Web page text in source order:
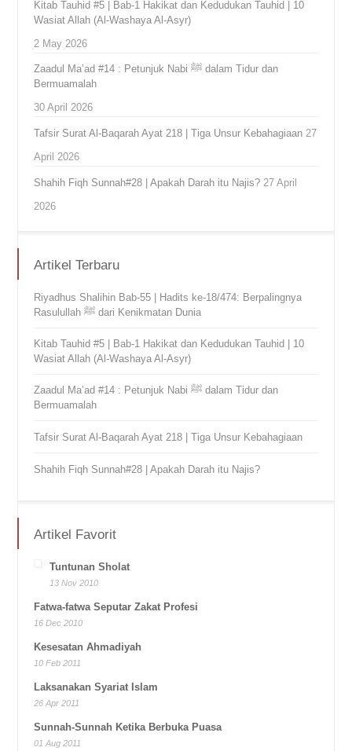
Kitab Tauhid #5 | Bab-1 Hakikat dan Kedudukan Tauhid | 10
Wasiat Allah (Al-Washaya Al-Asyr)
2 May 2026
Zaadul Ma’ad #14 : Petunjuk Nabi ﷺ dalam Tidur dan
Bermuamalah
30 April 2026
Tafsir Surat Al-Baqarah Ayat 218 | Tiga Unsur Kebahagiaan 27
April 2026
Shahih Fiqh Sunnah#28 | Apakah Darah itu Najis? 27 April
2026
Artikel Terbaru
Riyadhus Shalihin Bab-55 | Hadits ke-18/474: Berpalingnya
Rasulullah ﷺ dari Kenikmatan Dunia
Kitab Tauhid #5 | Bab-1 Hakikat dan Kedudukan Tauhid | 10
Wasiat Allah (Al-Washaya Al-Asyr)
Zaadul Ma’ad #14 : Petunjuk Nabi ﷺ dalam Tidur dan
Bermuamalah
Tafsir Surat Al-Baqarah Ayat 218 | Tiga Unsur Kebahagiaan
Shahih Fiqh Sunnah#28 | Apakah Darah itu Najis?
Artikel Favorit
Tuntunan Sholat
13 Nov 2010
Fatwa-fatwa Seputar Zakat Profesi
16 Dec 2010
Kesesatan Ahmadiyah
10 Feb 2011
Laksanakan Syariat Islam
26 Apr 2011
Sunnah-Sunnah Ketika Berbuka Puasa
01 Aug 2011